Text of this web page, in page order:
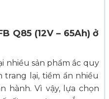
Q85 (12V – 65Ah) ở
nhiều sản phẩm ắc quy
lại, tiềm ẩn nhiều
hành. Vì vậy, lựa chọn